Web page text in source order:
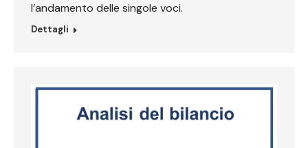
l’andamento delle singole voci.
Dettagli